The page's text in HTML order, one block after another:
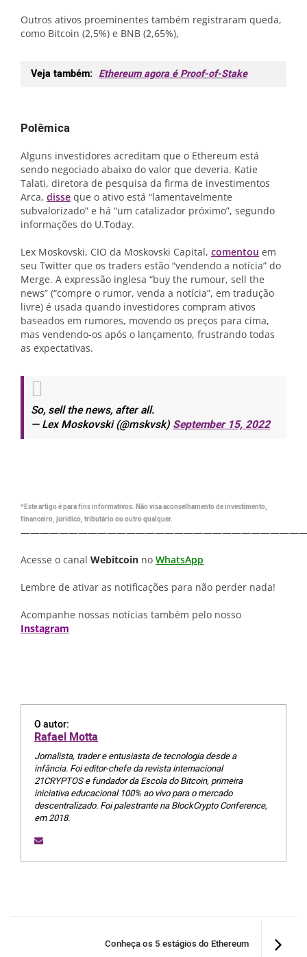
Outros ativos proeminentes também registraram queda,
como Bitcoin (2,5%) e BNB (2,65%),
Veja também: Ethereum agora é Proof-of-Stake
Polêmica
Alguns investidores acreditam que o Ethereum está
sendo negociado abaixo do valor que deveria. Katie
Talati, diretora de pesquisa da firma de investimentos
Arca, disse que o ativo está “lamentavelmente
subvalorizado” e há “um catalizador próximo”, segundo
informações do U.Today.
Lex Moskovski, CIO da Moskovski Capital, comentou em
seu Twitter que os traders estão “vendendo a notícia” do
Merge. A expressão inglesa “buy the rumour, sell the
news” (“compre o rumor, venda a notícia”, em tradução
livre) é usada quando investidores compram ativos
baseados em rumores, movendo os preços para cima,
mas vendendo-os após o lançamento, frustrando todas
as expectativas.
So, sell the news, after all.
— Lex Moskovski (@mskvsk)September 15, 2022
*Este artigo é para fins informativos. Não visa aconselhamento de investimento,
financeiro, jurídico, tributário ou outro qualquer.
Acesse o canal Webitcoin no WhatsApp
Lembre de ativar as notificações para não perder nada!
Acompanhe nossas notícias também pelo nosso
Instagram
O autor:
Rafael Motta
Jornalista, trader e entusiasta de tecnologia desde a
infância. Foi editor-chefe da revista internacional
21CRYPTOS e fundador da Escola do Bitcoin, primeira
iniciativa educacional 100% ao vivo para o mercado
descentralizado. Foi palestrante na BlockCrypto Conference,
em 2018.
Conheça os 5 estágios do Ethereum